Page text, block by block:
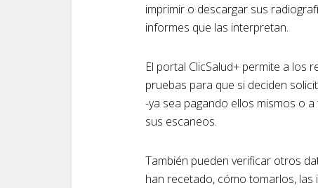
imprimir o descargar sus
informes que las interpretan.
El portal ClicSalud+ permite a los
pruebas para que si deciden
-ya sea pagando ellos mismos o
sus escaneos.
También pueden verificar otros
han recetado, cómo tomarlos,